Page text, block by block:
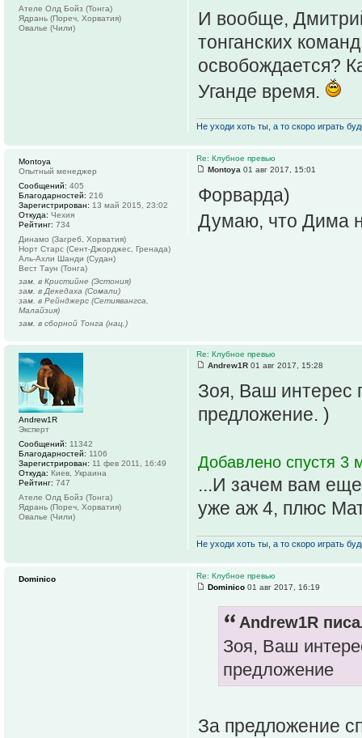
И вообще,
тонганских
освобождается?
Уганде время.
Не уходи хоть ты, а то скоро играть
Ателе Олд Бойз (Тонга)
Ядрань (Пореч, Хорватия)
Овалье (Чили)
Re: Клубное превью
Montoya 01 авг 2017, 15:01
Форварда)
Думаю, что Дима
Montoya
Опытный менеджер
Сообщений: 405
Благодарностей: 216
Зарегистрирован: 13 май 2015, 23:02
Откуда: Чехия
Рейтинг: 734
Динамо (Загреб, Хорватия)
Норт Старс (Сент-Джорджес, Гренада)
Аль-Ахли Шанди (Судан)
Вест Таун (Тонга)
зам. в Кристийне (Эстония)
зам. в Декедаха (Сомали)
зам. в Рейнджерс (Сетиявангса,
Малайзия)
зам. в сборной Тонга (нац.)
Re: Клубное превью
Andrew1R 01 авг 2017, 15:28
Зоя, Ваш интерес
предложение. )
Добавлено спустя 3
...И зачем вам еще
уже аж 4, плюс
Не уходи хоть ты, а то скоро играть
Andrew1R
Эксперт
Сообщений: 11342
Благодарностей: 1106
Зарегистрирован: 11 фев 2011, 16:49
Откуда: Киев, Украина
Рейтинг: 747
Ателе Олд Бойз (Тонга)
Ядрань (Пореч, Хорватия)
Овалье (Чили)
Re: Клубное превью
Dominico 01 авг 2017, 16:19
Andrew1R
Зоя, Ваш
предложение
За предложение
Dominico